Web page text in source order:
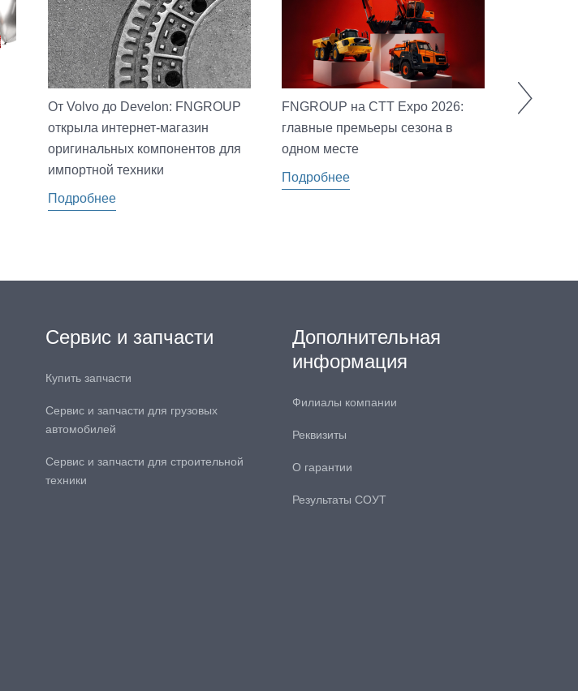
От Volvo до Develon: FNGROUP
открыла интернет-магазин
оригинальных компонентов для
импортной техники
Подробнее
FNGROUP на CTT Expo 2026:
главные премьеры сезона в
одном месте
Подробнее
Сервис и запчасти
Купить запчасти
Сервис и запчасти для грузовых
автомобилей
Сервис и запчасти для строительной
техники
Дополнительная
информация
Филиалы компании
Реквизиты
О гарантии
Результаты СОУТ